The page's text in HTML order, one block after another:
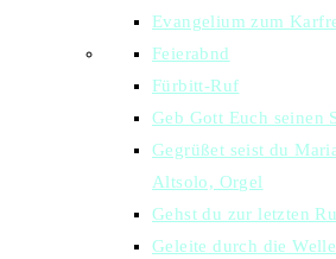
Evangelium zum
Feierabnd
Fürbitt-Ruf
Geb Gott Euch seinen
Gegrüßet seist du
Altsolo, Orgel
Gehst du zur letzten
Geleite durch die